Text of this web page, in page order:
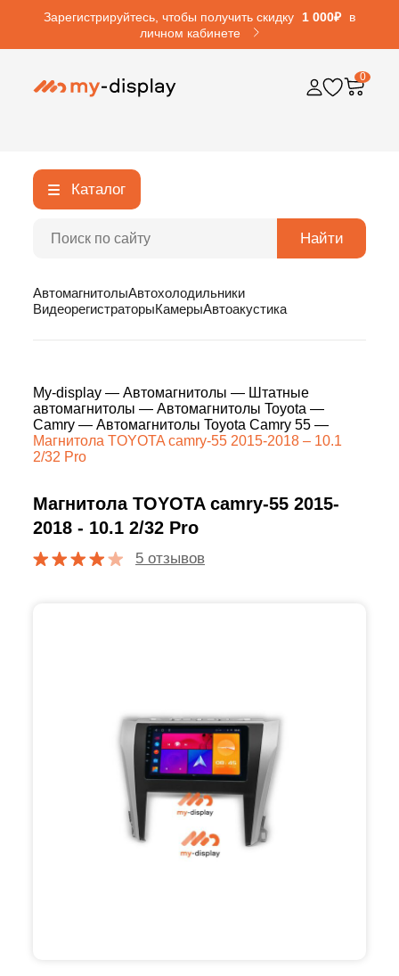
Зарегистрируйтесь, чтобы получить скидку 1 000₽
в
личном кабинете
0
Каталог
Найти
АвтомагнитолыАвтохолодильники
ВидеорегистраторыКамерыАвтоакустика
My-display — Автомагнитолы — Штатные
автомагнитолы — Автомагнитолы Toyota —
Camry — Автомагнитолы Toyota Camry 55 —
Магнитола TOYOTA camry-55 2015-2018 – 10.1
2/32 Pro
Магнитола TOYOTA camry-55 2015-
2018 - 10.1 2/32 Pro
5 отзывов